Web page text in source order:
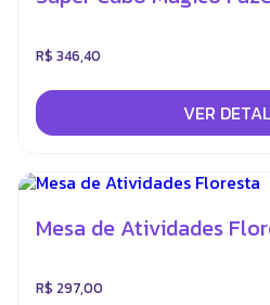
R$ 346,40
VER
Mesa de Atividades
R$ 297,00